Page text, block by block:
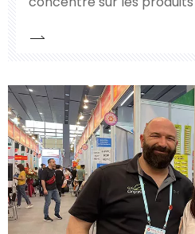
producteurs et
d'hydrogène, de liquides
de nitrate de plomb dans
société adhère au
d'abord,